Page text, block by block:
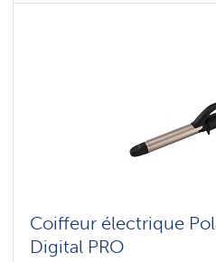
Coiffeur électrique
Digital PRO